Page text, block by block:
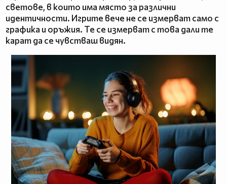
светове, в които има място за различни
идентичности. Игрите вече не се измерват само с
графика и оръжия. Те се измерват с това дали те
карат да се чувстваш видян.